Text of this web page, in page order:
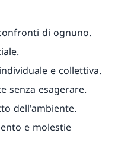
di ognuno.
e collettiva.
senza esagerare.
dell'ambiente.
e molestie